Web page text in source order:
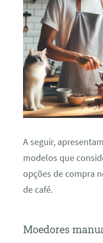
A seguir,
modelos que
opções de compra
de café.
Moedores